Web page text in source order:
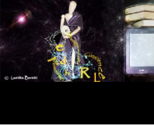
Aller
au
contenu